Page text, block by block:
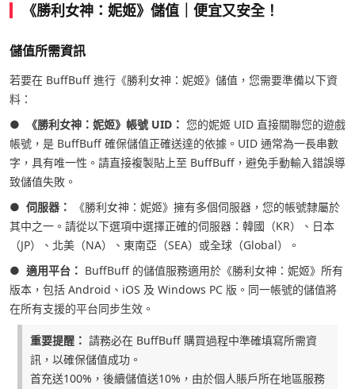
《勝利女神：妮姬》儲值｜便宜又安全！
儲值所需資訊
若要在 BuffBuff 進行《勝利女神：妮姬》儲值，您需要準備以下資
料：
●
《勝利女神：妮姬》帳號 UID： 您的妮姬 UID 直接關聯您的遊戲
帳號，是 BuffBuff 確保儲值正確送達的依據。UID 通常為一長串數
字，具有唯一性。請直接複製貼上至 BuffBuff，避免手動輸入錯誤導
致儲值失敗。
● 伺服器：
《勝利女神：妮姬》擁有多個伺服器，您的帳號隸屬於
其中之一。請從以下選項中選擇正確的伺服器：韓國（KR）、日本
（JP）、北美（NA）、東南亞（SEA）或全球（Global）。
● 適用平台： BuffBuff 的儲值服務適用於《勝利女神：妮姬》所有
版本，包括 Android、iOS 及 Windows PC 版。同一帳號的儲值將
在所有支援的平台同步生效。
重要提醒： 請務必在 BuffBuff 購買過程中準確填寫所需資
訊，以確保儲值成功。
首充送100%，後續儲值送10%，由於個人賬戶所在地區服務